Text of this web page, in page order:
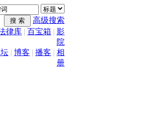
高级搜索
律库 | 百宝箱 | 影
院
| 博客 | 播客 | 相
册